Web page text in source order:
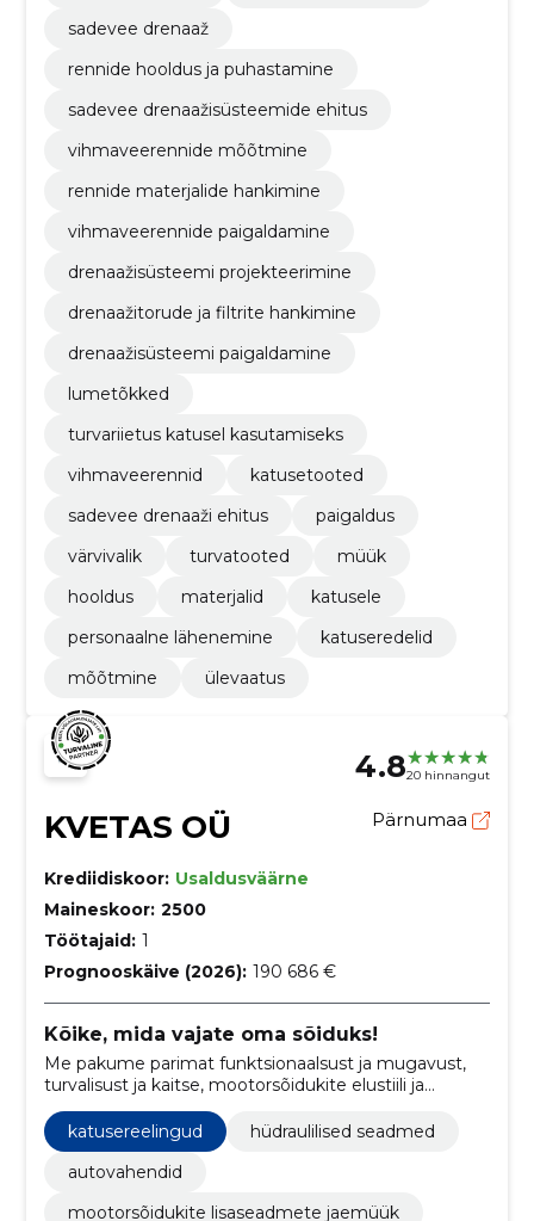
sadevee drenaaž
rennide hooldus ja puhastamine
sadevee drenaažisüsteemide ehitus
vihmaveerennide mõõtmine
rennide materjalide hankimine
vihmaveerennide paigaldamine
drenaažisüsteemi projekteerimine
drenaažitorude ja filtrite hankimine
drenaažisüsteemi paigaldamine
lumetõkked
turvariietus katusel kasutamiseks
vihmaveerennid
katusetooted
sadevee drenaaži ehitus
paigaldus
värvivalik
turvatooted
müük
hooldus
materjalid
katusele
personaalne lähenemine
katuseredelid
mõõtmine
ülevaatus
4.820 hinnangut
KVETAS OÜ Pärnumaa
Krediidiskoor: Usaldusväärne
Maineskoor: 2500
Töötajaid: 1
Prognooskäive (2026): 190 686 €
Kõike, mida vajate oma sõiduks!
Me pakume parimat funktsionaalsust ja mugavust,
turvalisust ja kaitse, mootorsõidukite elustiili ja
lisaseadmeid.
katusereelingud
hüdraulilised seadmed
autovahendid
mootorsõidukite lisaseadmete jaemüük